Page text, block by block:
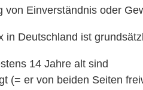
von Einverständnis oder
in Deutschland ist
14 Jahre alt sind
(= er von beiden Seiten